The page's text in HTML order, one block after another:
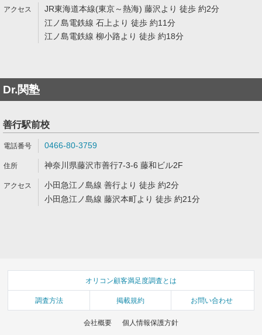
JR東海道本線(東京～熱海) 藤沢より 徒歩 約2分
江ノ島電鉄線 石上より 徒歩 約11分
江ノ島電鉄線 柳小路より 徒歩 約18分
Dr.関塾
善行駅前校
0466-80-3759
神奈川県藤沢市善行7-3-6 藤和ビル2F
小田急江ノ島線 善行より 徒歩 約2分
小田急江ノ島線 藤沢本町より 徒歩 約21分
オリコン顧客満足度調査とは
調査方法 掲載規約 お問い合わせ
会社概要 個人情報保護方針